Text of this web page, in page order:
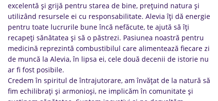
excelentă și grijă pentru starea de bine, prețuind natura și
utilizând resursele ei cu responsabilitate. Alevia îți dă energie
pentru toate lucrurile bune încă nefăcute, te ajută să îți
recapeți sănătatea și să o păstrezi. Pasiunea noastră pentru
medicină reprezintă combustibilul care alimentează fiecare zi
de muncă la Alevia, în lipsa ei, cele două decenii de istorie nu
ar fi fost posibile.
Credem în spiritul de întrajutorare, am învățat de la natură să
fim echilibrați și armonioși, ne implicăm în comunitate și